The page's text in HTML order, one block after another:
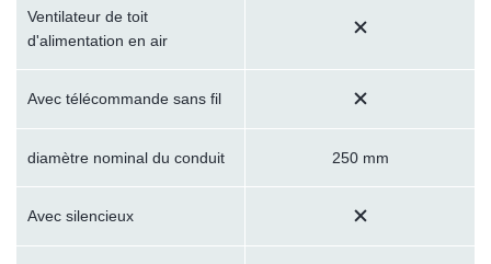
Ventilateur de toit
d'alimentation en air
Avec télécommande sans fil
diamètre nominal du conduit 250 mm
Avec silencieux